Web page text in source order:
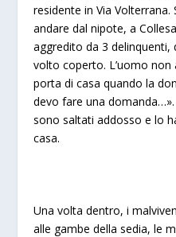
residente in Via
andare dal nipote, a
aggredito da 3 delinquenti,
volto coperto. L’uomo non
porta di casa quando la
devo fare una
sono saltati addosso e lo
casa.
Una volta dentro, i
alle gambe della sedia, le